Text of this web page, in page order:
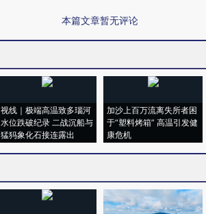
本篇文章暂无评论
视线｜极端高温致多瑙河
水位跌破纪录 二战沉船与
猛犸象化石接连露出
加沙上百万流离失所者困
于“塑料烤箱” 高温引发健
康危机